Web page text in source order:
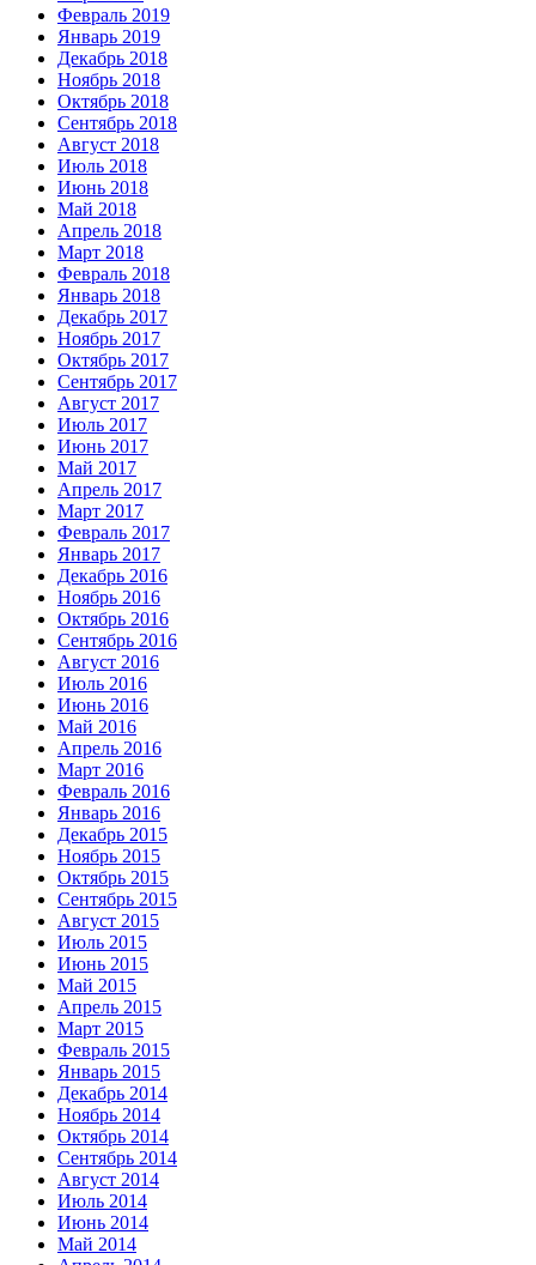
Февраль 2019
Январь 2019
Декабрь 2018
Ноябрь 2018
Октябрь 2018
Сентябрь 2018
Август 2018
Июль 2018
Июнь 2018
Май 2018
Апрель 2018
Март 2018
Февраль 2018
Январь 2018
Декабрь 2017
Ноябрь 2017
Октябрь 2017
Сентябрь 2017
Август 2017
Июль 2017
Июнь 2017
Май 2017
Апрель 2017
Март 2017
Февраль 2017
Январь 2017
Декабрь 2016
Ноябрь 2016
Октябрь 2016
Сентябрь 2016
Август 2016
Июль 2016
Июнь 2016
Май 2016
Апрель 2016
Март 2016
Февраль 2016
Январь 2016
Декабрь 2015
Ноябрь 2015
Октябрь 2015
Сентябрь 2015
Август 2015
Июль 2015
Июнь 2015
Май 2015
Апрель 2015
Март 2015
Февраль 2015
Январь 2015
Декабрь 2014
Ноябрь 2014
Октябрь 2014
Сентябрь 2014
Август 2014
Июль 2014
Июнь 2014
Май 2014